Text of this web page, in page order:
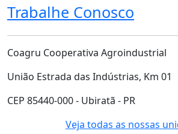
Trabalhe Conosco
Coagru Cooperativa Agroindustrial
União Estrada das Indústrias, Km 01
CEP 85440-000 - Ubiratã - PR
Veja todas as nossas